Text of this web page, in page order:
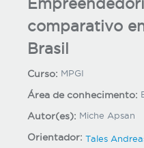
comparativo
Brasil
Curso: MPGI
Área de conhecimento:
Autor(es): Miche Apsan
Orientador: Tales